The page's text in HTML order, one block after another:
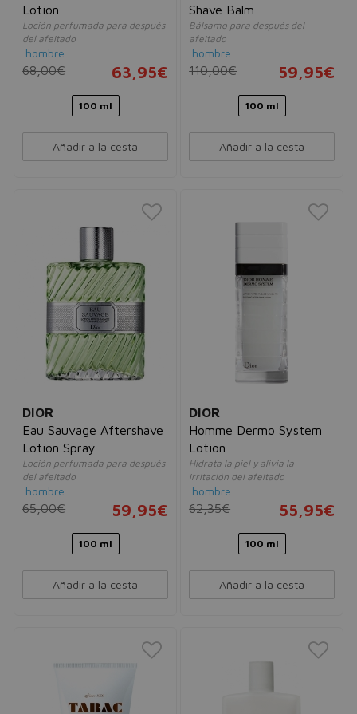
Lotion
Loción perfumada para después
del afeitado
hombre
68,00€ 63,95€
100 ml
Añadir a la cesta
Shave Balm
Bálsamo para después del
afeitado
hombre
110,00€ 59,95€
100 ml
Añadir a la cesta
DIOR
Eau Sauvage Aftershave
Lotion Spray
Loción perfumada para después
del afeitado
hombre
65,00€ 59,95€
100 ml
Añadir a la cesta
DIOR
Homme Dermo System
Lotion
Hidrata la piel y alivia la
irritación del afeitado
hombre
62,35€ 55,95€
100 ml
Añadir a la cesta